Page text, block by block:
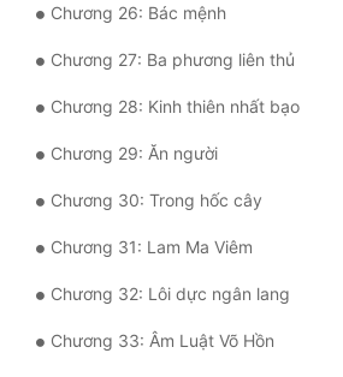
Xuyên Sách
Xuyên Thư
Điền Văn
Đô Thị
Đông Phương
Đông Phương Huyền Huyễn
Đồng Nhân
Chương 26: Bác mệnh
Chương 27: Ba phương liên thủ
Chương 28: Kinh thiên nhất bạo
Chương 29: Ăn người
Chương 30: Trong hốc cây
Chương 31: Lam Ma Viêm
Chương 32: Lôi dực ngân lang
Chương 33: Âm Luật Võ Hồn